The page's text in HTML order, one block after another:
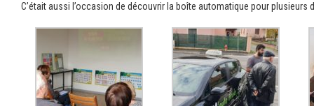
C’était aussi l’occasion de découvrir la boîte automatique pour plusieurs